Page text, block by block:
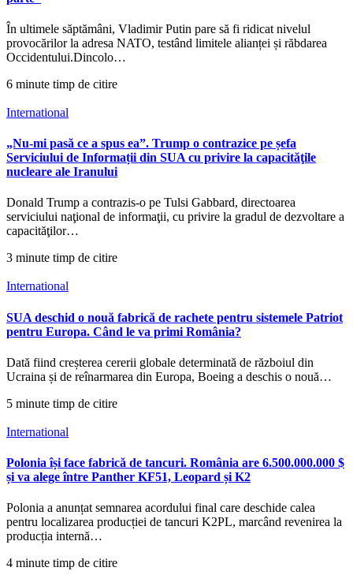
În ultimele săptămâni, Vladimir Putin pare să fi ridicat nivelul
provocărilor la adresa NATO, testând limitele alianței și răbdarea
Occidentului.Dincolo…
6 minute timp de citire
International
„Nu-mi pasă ce a spus ea”. Trump o contrazice pe șefa
Serviciului de Informații din SUA cu privire la capacităţile
nucleare ale Iranului
Donald Trump a contrazis-o pe Tulsi Gabbard, directoarea
serviciului naţional de informaţii, cu privire la gradul de dezvoltare a
capacităţilor…
3 minute timp de citire
International
SUA deschid o nouă fabrică de rachete pentru sistemele Patriot
pentru Europa. Când le va primi România?
Dată fiind creșterea cererii globale determinată de războiul din
Ucraina și de reînarmarea din Europa, Boeing a deschis o nouă…
5 minute timp de citire
International
Polonia își face fabrică de tancuri. România are 6.500.000.000 $
și va alege între Panther KF51, Leopard și K2
Polonia a anunțat semnarea acordului final care deschide calea
pentru localizarea producției de tancuri K2PL, marcând revenirea la
producția internă…
4 minute timp de citire